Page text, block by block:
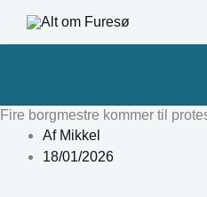
Fire borgmestre kommer til
AfMikkel
18/01/2026